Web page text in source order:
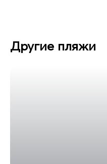
Другие пляжи